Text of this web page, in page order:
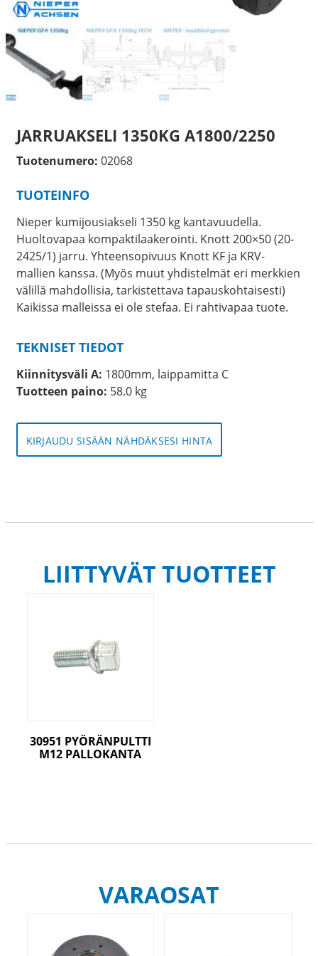
JARRUAKSELI 1350KG A1800/2250
Tuotenumero: 02068
TUOTEINFO
Nieper kumijousiakseli 1350 kg kantavuudella.
Huoltovapaa kompaktilaakerointi. Knott 200×50 (20-
2425/1) jarru. Yhteensopivuus Knott KF ja KRV-
mallien kanssa. (Myös muut yhdistelmät eri merkkien
välillä mahdollisia, tarkistettava tapauskohtaisesti)
Kaikissa malleissa ei ole stefaa. Ei rahtivapaa tuote.
TEKNISET TIEDOT
Kiinnitysväli A: 1800mm, laippamitta C
Tuotteen paino: 58.0 kg
KIRJAUDU SISÄÄN NÄHDÄKSESI HINTA
LIITTYVÄT TUOTTEET
30951 PYÖRÄNPULTTI
M12 PALLOKANTA
VARAOSAT